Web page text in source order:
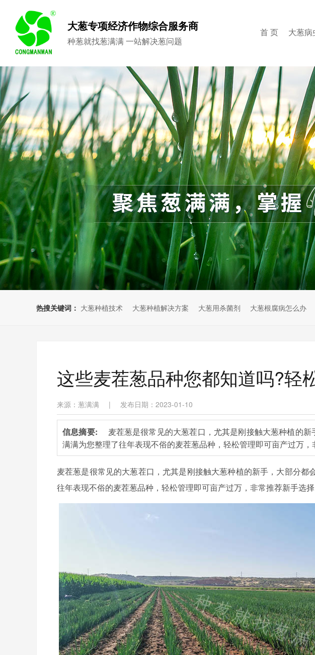
大葱专项经济作物综合服务商
种葱就找葱满满 一站解决葱问题
首 页 大葱
热搜关键词： 大葱种植技术 大葱种植解决方案 大葱用杀菌剂 大葱根腐病怎么办
这些麦茬葱品种您都知道吗?轻
来源：葱满满 | 发布日期：2023-01-10
信息摘要: 麦茬葱是很常见的大葱茬口，尤其是刚接触大葱种植的
满满为您整理了往年表现不俗的麦茬葱品种，轻松管理即可亩产过万，
麦茬葱是很常见的大葱茬口，尤其是刚接触大葱种植的新手，大部分都
往年表现不俗的麦茬葱品种，轻松管理即可亩产过万，非常推荐新手选择